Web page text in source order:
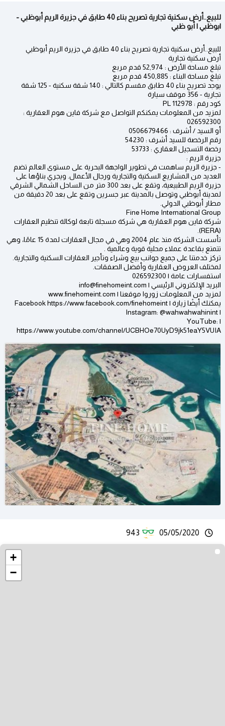
للبيع..أرض سكنية تجارية تصريح بناء 40 طابق في جزيرة الريم أبوظبي -
ابوظبي | أبو ظبي
للبيع..أرض سكنية تجارية تصريح بناء 40 طابق في جزيرة الريم أبوظبي
أرض سكنية تجارية
تبلغ مساحة الأرض : 52,974 قدم مربع
تبلغ مساحة البناء : 450,885 قدم مربع
يوجد تصريح بناء 40 طابق مقسم كالتالي : 140 شقة سكنية - 125 شقة
تجارية - 356 موقف سيارة
كود رقم : PL 112978
لمزيد من المعلومات يمكنكم التواصل مع شركة فاين هوم العقارية :
026592300
أو السيد / أشرف : 0506679466
رقم الرخصة للسيد أشرف : 54230
رخصة التسجيل العقاري : 53733
جزيرة الريم :
- جزيرة الريم ساهمت في تطوير الواجهة البحرية على مستوى العالم تضم
العديد من المشاريع السكنية والتجارية ورجال الأعمال. ويجري بناؤها على
جزيرة الريم الطبيعية، وتقع على بعد 300 متر من الساحل الشمالي الشرقي
لمدينة أبوظبي وتوصل بالمدينة عبر جسرين وتقع على بعد 20 دقيقة من
مطار أبوظبي الدولي.
Fine Home International Group
شركة فاين هوم العقارية هي شركة مسجلة تابعة لوكالة تنظيم العقارات
(RERA).
تأسست الشركة منذ عام 2004 وهي في مجال العقارات لمدة 15 عامًا، وهي
تتمتع بقاعدة عملاء محلية قوية وعالمية .
تركز خدمتنا على جميع جوانب بيع وشراء وتأجير العقارات السكنية والتجارية.
لمختلف العروض العقارية وأفضل الصفقات.
استفسارات عامة | 026592300
البريد الإلكتروني الرئيسي | info@finehomeint.com
لمزيد من المعلومات زوروا موقعنا | www.finehomeint.com
يمكنك أيضًا زيارة | Facebook https://www.facebook.com/finehomeint
| Instagram: @wahwahwahinint
| YouTube:
https://www.youtube.com/channel/UCBHOe70UyD9jk51eaY5VUIA
05/05/2020
943
+
−